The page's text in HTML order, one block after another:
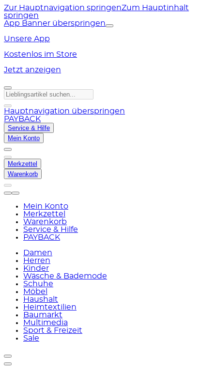
Zur Hauptnavigation springenZum Hauptinhalt
springen
App Banner überspringen
Unsere App
Kostenlos im Store
Jetzt anzeigen
Hauptnavigation überspringen
PAYBACK
Service & Hilfe
Mein Konto
Merkzettel
Warenkorb
Mein Konto
Merkzettel
Warenkorb
Service & Hilfe
PAYBACK
Damen
Herren
Kinder
Wäsche & Bademode
Schuhe
Möbel
Haushalt
Heimtextilien
Baumarkt
Multimedia
Sport & Freizeit
Sale